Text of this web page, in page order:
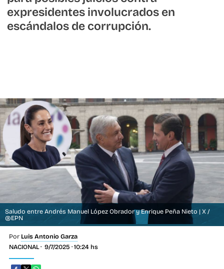
expresidentes involucrados en
escándalos de corrupción.
Saludo entre Andrés Manuel López Obrador y Enrique Peña Nieto | X /
@EPN
Por Luis Antonio Garza
NACIONAL
9/7/2025 · 10:24 hs